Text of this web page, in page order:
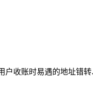
收账时易遇的地址错